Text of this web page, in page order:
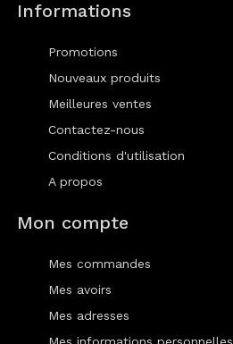
Informations
Promotions
Nouveaux produits
Meilleures ventes
Contactez-nous
Conditions d'utilisation
A propos
Mon compte
Mes commandes
Mes avoirs
Mes adresses